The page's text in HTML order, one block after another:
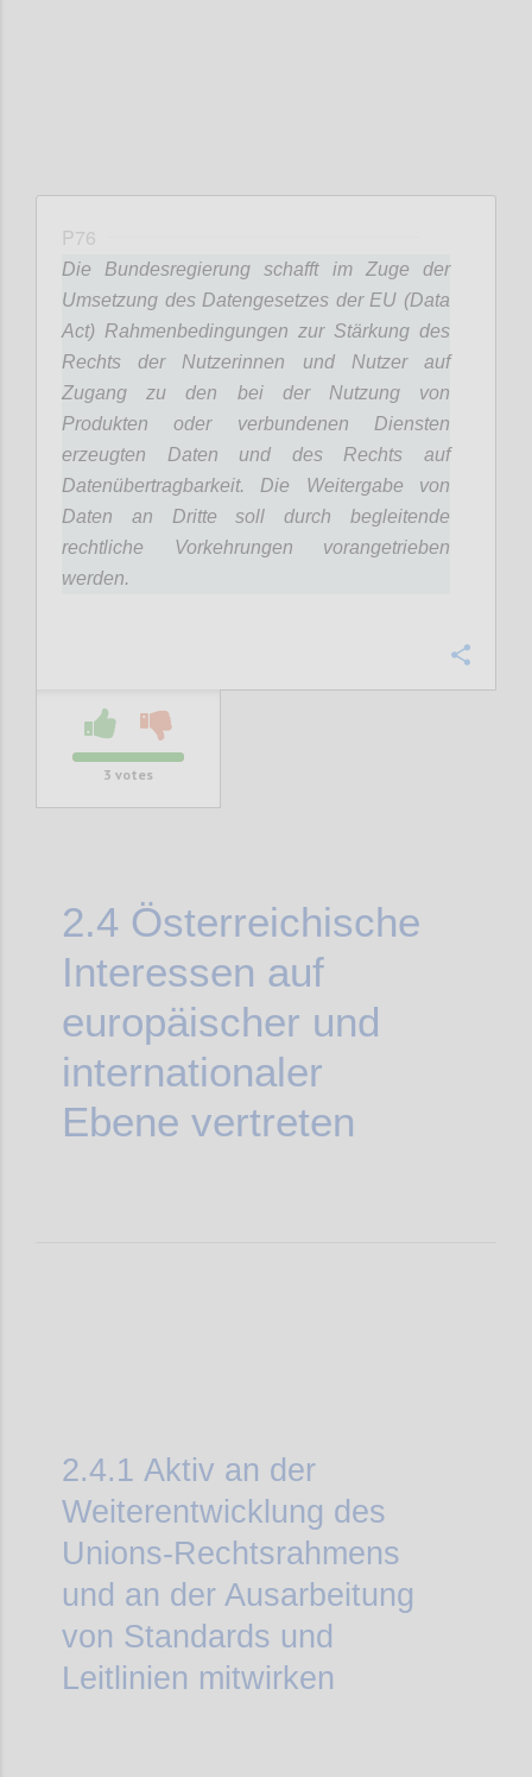
P76
Die Bundesregierung schafft im Zuge der
Umsetzung des Datengesetzes der EU (Data
Act) Rahmenbedingungen zur Stärkung des
Rechts der Nutzerinnen und Nutzer auf
Zugang zu den bei der Nutzung von
Produkten oder verbundenen Diensten
erzeugten Daten und des Rechts auf
Datenübertragbarkeit. Die Weitergabe von
Daten an Dritte soll durch begleitende
rechtliche Vorkehrungen vorangetrieben
werden.
3 votes
2.4 Österreichische
Interessen auf
europäischer und
internationaler
Ebene vertreten
2.4.1 Aktiv an der
Weiterentwicklung des
Unions-Rechtsrahmens
und an der Ausarbeitung
von Standards und
Leitlinien mitwirken